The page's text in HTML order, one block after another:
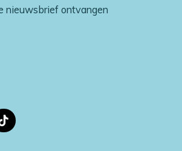
nieuwsbrief ontvangen
T
i